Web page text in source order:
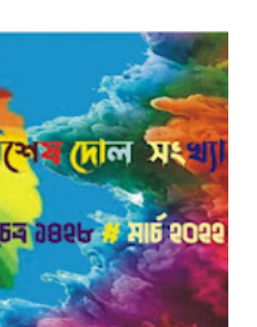
ঘাসে। যৌবনকালে দেখা রমাপদ
ছায়াছবির মূল চরিত্র উদাস গেয়ে